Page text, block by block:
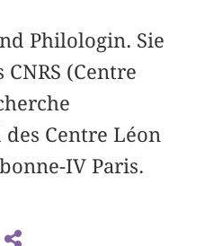
Philologin. Sie
(Centre
Centre Léon
IV Paris.